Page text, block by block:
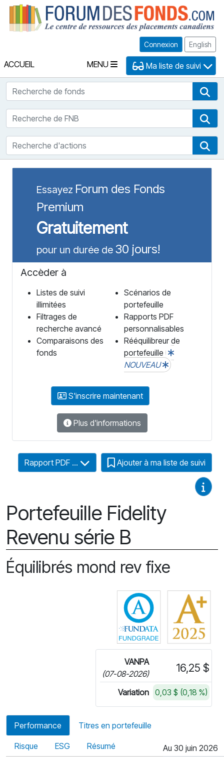
Connexion English
ACCUEIL MENU Ma liste de suivi
Recherche de fonds
Recherche de FNB
Recherche d'actions
Essayez Forum des Fonds
Premium
Gratuitement
pour un durée de 30 jours!
Accèder à
Listes de suivi
illimitées
Filtrages de
recherche avancé
Comparaisons des
fonds
Scénarios de
portefeuille
Rapports PDF
personnalisables
Rééquilibreur de
portefeuille
NOUVEAU
S'inscrire maintenant
Plus d'informations
Portefeuille Fidelity
Revenu série B
Rapport PDF ... Ajouter à ma liste de suivi
Équilibrés mond rev fixe
Cliquez pour
VANPA
(07-08-2026)
16,25 $
Variation 0,03 $ (0,18 %)
Performance Titres en portefeuille
Risque ESG Résumé Au 30 juin 2026